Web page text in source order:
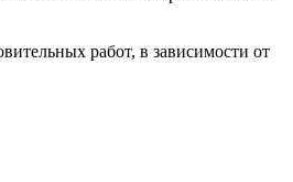
работ, в зависимости от